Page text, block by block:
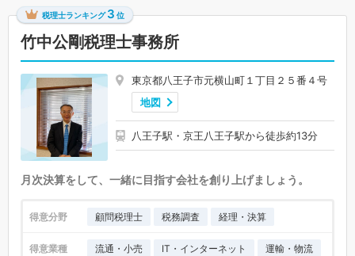
税理士ランキング 3 位
竹中公剛税理士事務所
東京都八王子市元横山町１丁目２５番４号
地図
八王子駅・京王八王子駅から徒歩約13分
月次決算をして、一緒に目指す会社を創り上げましょう。
得意分野 顧問税理士 税務調査 経理・決算
得意業種 流通・小売 IT・インターネット
運輸・物流